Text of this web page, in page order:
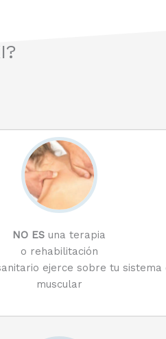
NO ES una terapia
o rehabilitación
ejerce sobre tu sistema
muscular